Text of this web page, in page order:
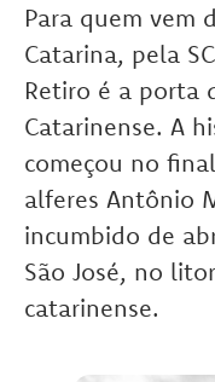
Para quem vem
Catarina, pela
Retiro é a porta
Catarinense. A
começou no
alferes Antônio
incumbido de
São José, no
catarinense.